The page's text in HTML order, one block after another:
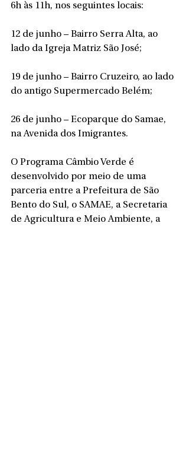
6h às 11h, nos seguintes locais:
12 de junho – Bairro Serra Alta, ao
lado da Igreja Matriz São José;
19 de junho – Bairro Cruzeiro, ao lado
do antigo Supermercado Belém;
26 de junho – Ecoparque do Samae,
na Avenida dos Imigrantes.
O Programa Câmbio Verde é
desenvolvido por meio de uma
parceria entre a Prefeitura de São
Bento do Sul, o SAMAE, a Secretaria
de Agricultura e Meio Ambiente, a